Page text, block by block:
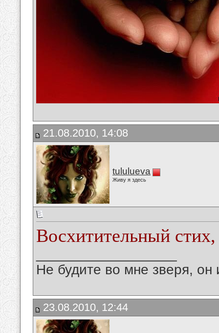
21.08.2010, 14:08
tululueva
Живу я здесь
Восхитительный
Не будите во мне зверя, он
23.08.2010, 12:44